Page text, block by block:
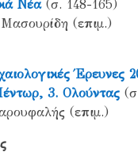
Νέα(σ. 148-165)
(επιμ.)
Έρευνες
3. Ολούντας(σ.
(επιμ.)